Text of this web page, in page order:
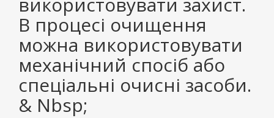
В процесі очищення
можна використовувати
механічний спосіб або
спеціальні очисні засоби.
& Nbsp;